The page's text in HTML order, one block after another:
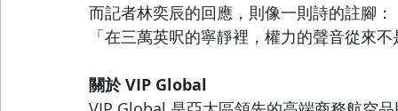
而記者林奕辰的回應，則像一則詩的註腳：
「在三萬英呎的寧靜裡，權力的聲音從來
關於 VIP Global